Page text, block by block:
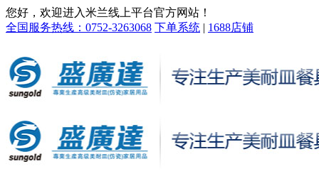
您好，欢迎进入米兰线上平台官方网站！
全国服务热线：0752-3263068 下单系统 | 1688店铺